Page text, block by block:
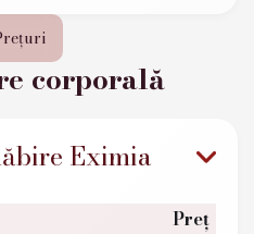
corporală
Eximia
Preț